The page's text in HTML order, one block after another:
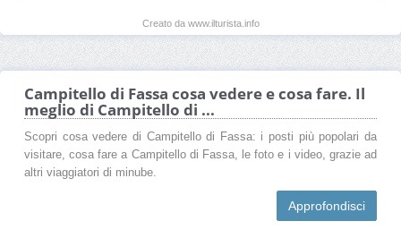
Creato da www.ilturista.info
Campitello di Fassa cosa vedere e cosa fare. Il
meglio di Campitello di ...
Scopri cosa vedere di Campitello di Fassa: i posti più popolari da
visitare, cosa fare a Campitello di Fassa, le foto e i video, grazie ad
altri viaggiatori di minube.
Approfondisci